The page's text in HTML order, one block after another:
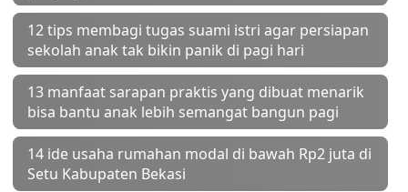
12 tips membagi tugas suami istri agar persiapan
sekolah anak tak bikin panik di pagi hari
13 manfaat sarapan praktis yang dibuat menarik
bisa bantu anak lebih semangat bangun pagi
14 ide usaha rumahan modal di bawah Rp2 juta di
Setu Kabupaten Bekasi